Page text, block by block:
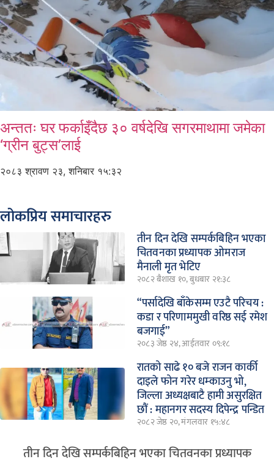
अन्ततः घर फर्काइँदैछ ३० वर्षदेखि सगरमाथामा जमेका
‘ग्रीन बुट्स’लाई
२०८३ श्रावण २३, शनिबार १५:३२
लोकप्रिय समाचारहरु
तीन दिन देखि सम्पर्कबिहिन भएका
चितवनका प्रध्यापक ओमराज
मैनाली मृत भेटिए
२०८२ बैशाख १०, बुधबार २१:३८
“पर्सादेखि बाँकेसम्म एउटै परिचय :
कडा र परिणाममुखी वरिष्ठ सई रमेश
बजगाई”
२०८३ जेष्ठ २४, आईतवार ०९:१८
रातको साढे १० बजे राजन कार्की
दाइले फोन गरेर धम्काउनु भो,
जिल्ला अध्यक्षबाटै हामी असुरक्षित
छौं : महानगर सदस्य दिपेन्द्र पन्डित
२०८२ जेष्ठ २०, मंगलवार १५:४८
तीन दिन देखि सम्पर्कबिहिन भएका चितवनका प्रध्यापक